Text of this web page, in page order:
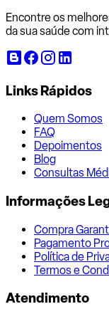
Encontre os
da sua saúde com
Links Rápidos
Quem Somos
FAQ
Depoimentos
Blog
Consultas
Informações
Compra
Pagamento
Política de
Termos e
Atendimento